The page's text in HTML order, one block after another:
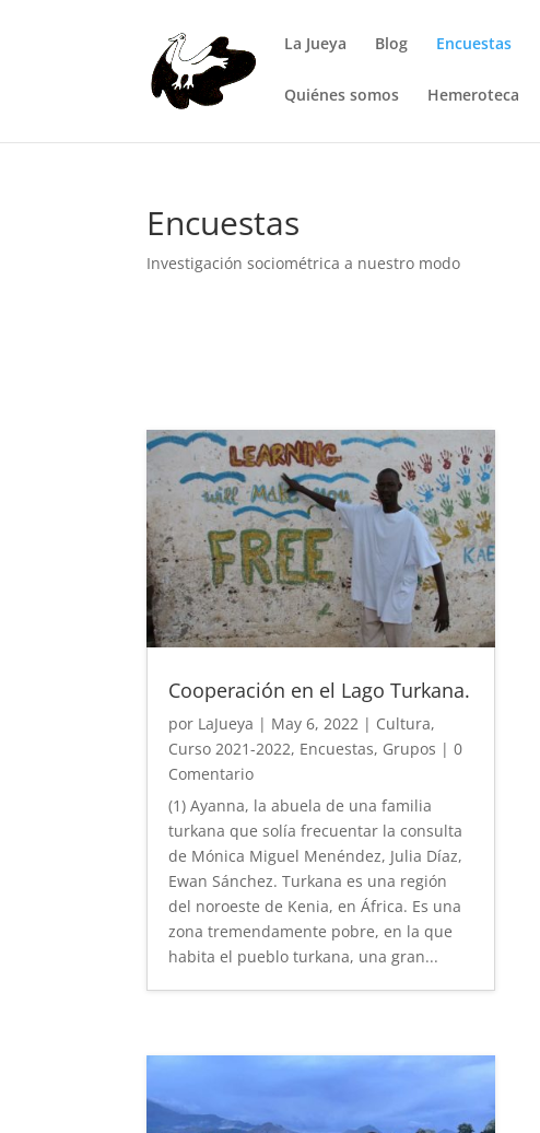
La Jueya Blog Encuestas
Quiénes somos Hemeroteca
Encuestas
Investigación sociométrica a nuestro modo
Cooperación en el Lago Turkana.
por LaJueya | May 6, 2022 | Cultura,
Curso 2021-2022, Encuestas, Grupos | 0
Comentario
(1) Ayanna, la abuela de una familia
turkana que solía frecuentar la consulta
de Mónica Miguel Menéndez, Julia Díaz,
Ewan Sánchez. Turkana es una región
del noroeste de Kenia, en África. Es una
zona tremendamente pobre, en la que
habita el pueblo turkana, una gran...